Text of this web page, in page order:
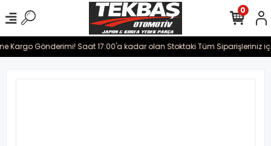
Kargo Gönderimi! Saat 17:00'a kadar olan Stoktaki Tüm Siparişleriniz
0